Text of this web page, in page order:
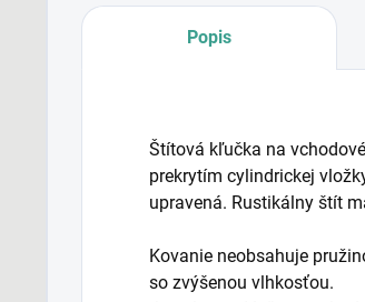
Popis
Štítová kľučka na
prekrytím cylindrickej
upravená. Rustikálny štít
Kovanie neobsahuje
so zvýšenou vlhkosťou.